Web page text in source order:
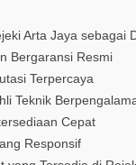
Arta Jaya sebagai
Bergaransi Resmi
Terpercaya
Teknik
Cepat
Responsif